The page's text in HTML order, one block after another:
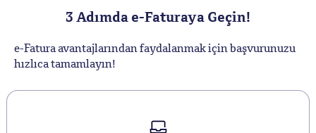
3 Adımda e-Faturaya Geçin!
e-Fatura avantajlarından faydalanmak için başvurunuzu
hızlıca tamamlayın!